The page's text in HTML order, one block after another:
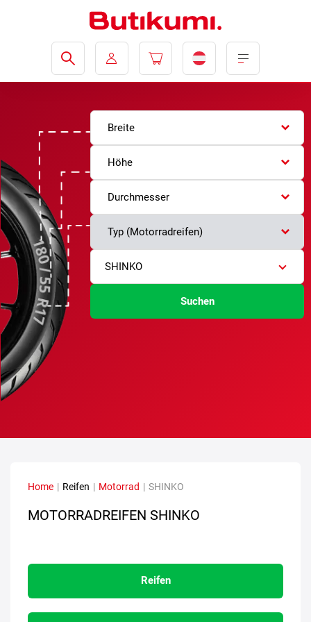
Breite
Höhe
Durchmesser
Typ (Motorradreifen)
SHINKO
Suchen
Home | Reifen | Motorrad | SHINKO
MOTORRADREIFEN SHINKO
Reifen